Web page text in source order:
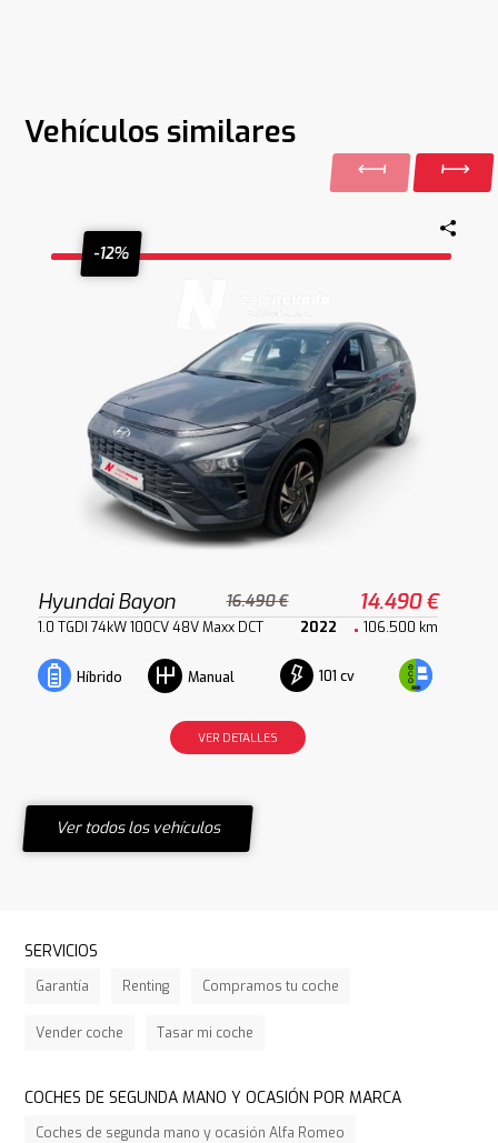
Vehículos similares
-12%
Hyundai Bayon 16.490 € 14.490 €
1.0 TGDI 74kW 100CV 48V Maxx DCT 2022 106.500 km
Híbrido Manual 101 cv
VER DETALLES
Ver todos los vehículos
SERVICIOS
Garantía Renting Compramos tu coche
Vender coche Tasar mi coche
COCHES DE SEGUNDA MANO Y OCASIÓN POR MARCA
Coches de segunda mano y ocasión Alfa Romeo